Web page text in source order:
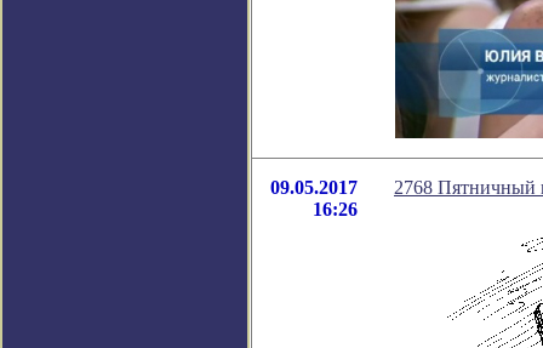
09.05.2017
16:26
2768 Пятничный